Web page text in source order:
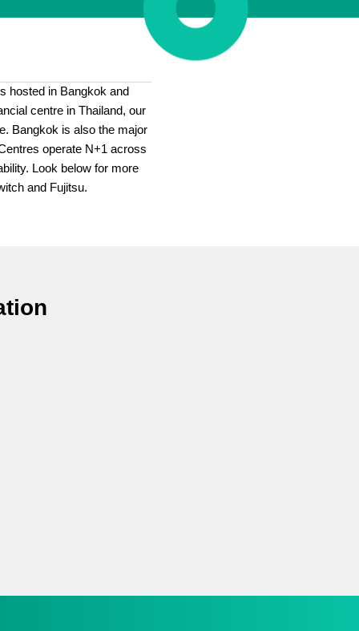
hosted in Bangkok and
centre in Thailand, our
Bangkok is also the major
operate N+1 across
Look below for more
and Fujitsu.